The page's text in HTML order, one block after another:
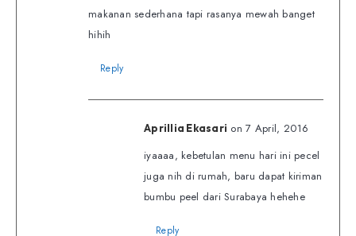
makanan sederhana tapi rasanya mewah banget
hihih
Reply
Aprillia Ekasari on 7 April, 2016
iyaaaa, kebetulan menu hari ini pecel
juga nih di rumah, baru dapat kiriman
bumbu peel dari Surabaya hehehe
Reply